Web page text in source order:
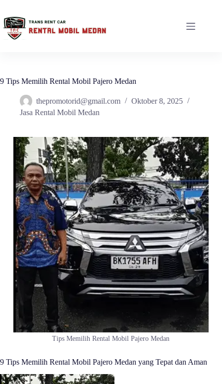
9 Tips Memilih Rental Mobil Pajero Medan
thepromotorid@gmail.com
Oktober 8, 2025
Jasa Rental Mobil Medan
Tips Memilih Rental Mobil Pajero Medan
9 Tips Memilih Rental Mobil Pajero Medan yang Tepat dan Aman